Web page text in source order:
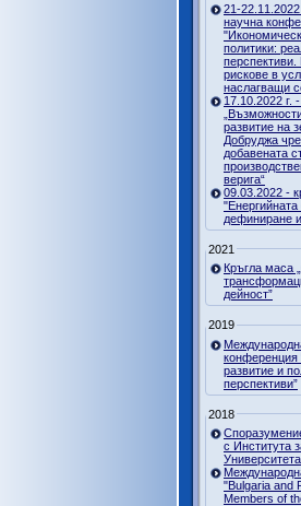
21-
научна
политики:
перспективи.
рискове в
наслагващи
17.10.2022 г.
развитие на
Добруджа
добавената
верига“
09.03.2022 -
дефиниране
2021
Кръгла маса
дейност”
2019
конференция
развитие и
перспективи”
2018
с Института
"Bulgaria and
Members of